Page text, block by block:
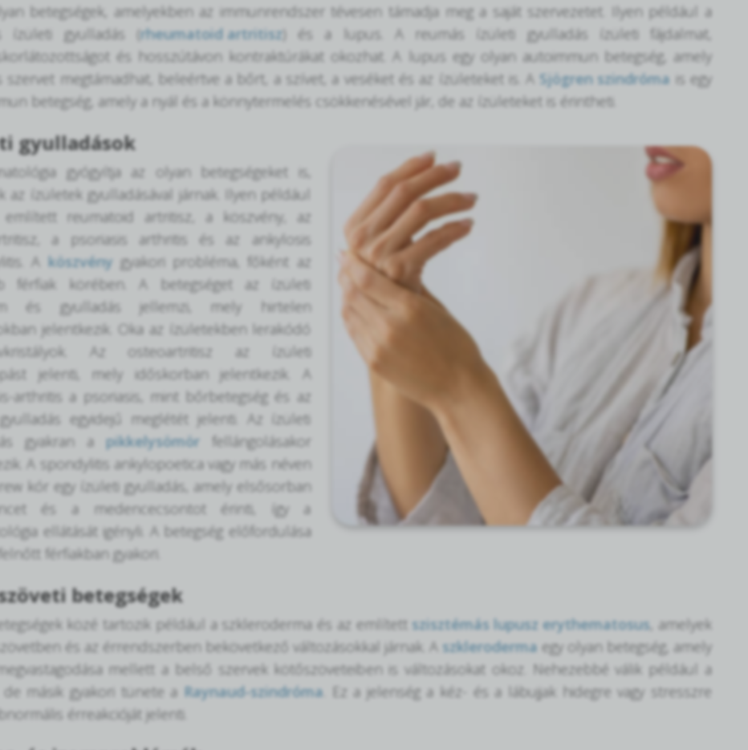
betegségek, amelyekben az immunrendszer tévesen támadja meg a saját szervezetet. Ilyen például a
ízületi gyulladás (rheumatoid artritisz) és a lupus. A reumás ízületi gyulladás ízületi fájdalmat,
és hosszútávon kontraktúrákat okozhat. A lupus egy olyan autoimmun betegség, amely
szervet megtámadhat, beleértve a bőrt, a szívet, a veséket és az ízületeket is. A Sjögren szindróma is egy
betegség, amely a nyál és a könnytermelés csökkenésével jár, de az ízületeket is érintheti.
gyulladások
gyógyítja az olyan betegségeket is,
az ízületek gyulladásával járnak. Ilyen például
reumatoid artritisz, a köszvény, az
a psoriasis arthritis és az ankylosis
A köszvény gyakori probléma, főként az
férfiak körében. A betegséget az ízületi
és gyulladás jellemzi, mely hirtelen
jelentkezik. Oka az ízületekben lerakódó
Az osteoartritisz az ízületi
jelenti, mely időskorban jelentkezik. A
arthritis a psoriasis, mint bőrbetegség és az
egyidejű meglétét jelenti. Az ízületi
gyakran a pikkelysömör fellángolásakor
A spondylitis ankylopoetica vagy más néven
kór egy ízületi gyulladás, amely elsősorban
és a medencecsontot érinti, így a
ellátását igényli. A betegség előfordulása
férfiakban gyakori.
betegségek
közé tartozik például a szkleroderma és az említett szisztémás lupusz erythematosus , amelyek
és az érrendszerben bekövetkező változásokkal járnak. A szkleroderma egy olyan betegség, amely
mellett a belső szervek kötőszöveteiben is változásokat okoz. Nehezebbé válik például a
de másik gyakori tünete a Raynaud-szindróma. Ez a jelenség a kéz- és a lábujjak hidegre vagy stresszre
érreakcióját jelenti.